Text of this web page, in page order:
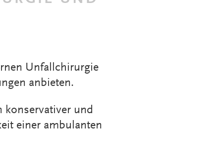
Unfallchirurgie
anbieten.
konservativer und
einer ambulanten